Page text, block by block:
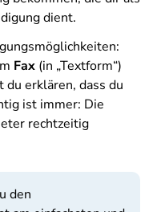
dient.
Fax (in „Textform“)
du erklären, dass du
ist immer: Die
rechtzeitig
den